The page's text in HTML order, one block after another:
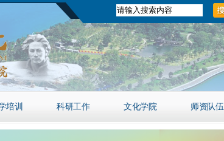
培训 科研工作 文化学院 师资队伍